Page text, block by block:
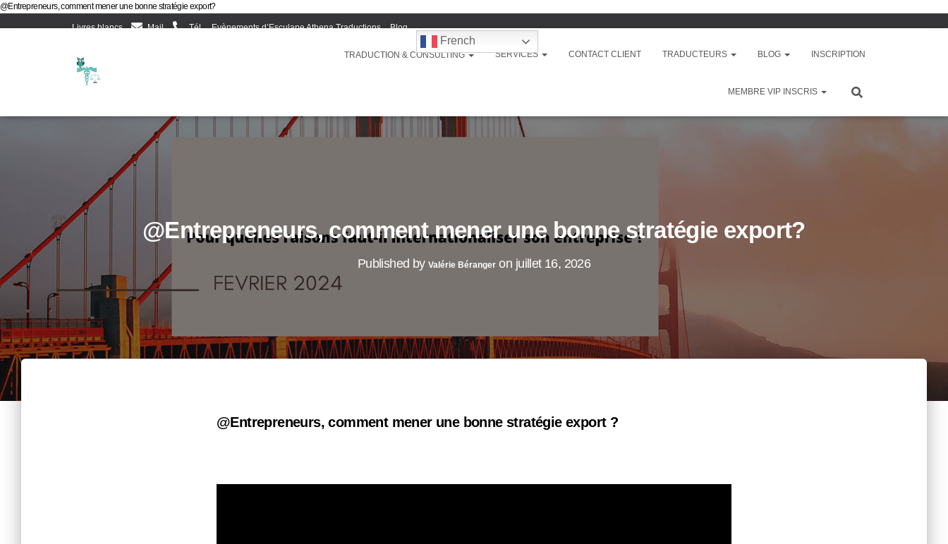
@Entrepreneurs, comment mener une bonne stratégie export?
Livres blancs Mail Tél Evènements d’Esculape Athena Traductions Blog
French
TRADUCTION & CONSULTING SERVICES CONTACT CLIENT TRADUCTEURS BLOG INSCRIPTION
MEMBRE VIP INSCRIS
@Entrepreneurs, comment mener une bonne stratégie export?
Published byValérie Béranger on juillet 16, 2026
@Entrepreneurs, comment mener une bonne stratégie export ?